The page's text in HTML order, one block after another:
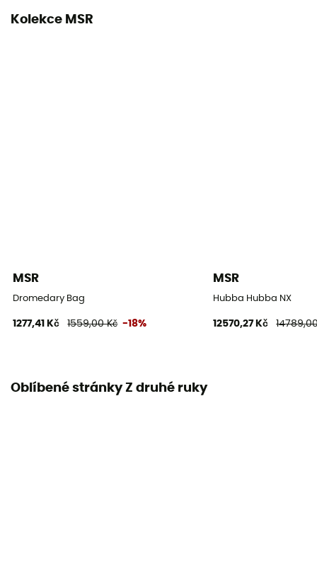
Kolekce MSR
MSR
Dromedary Bag
1277,41 Kč 1559,00 Kč -18%
MSR
Hubba Hubba NX
12570,27 Kč
Oblíbené stránky Z druhé ruky